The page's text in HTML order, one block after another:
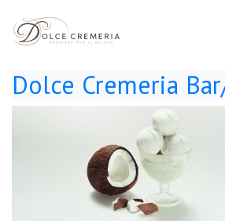
Dolce Cremeria